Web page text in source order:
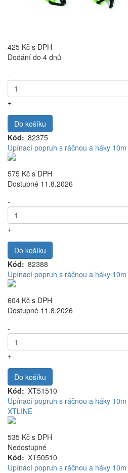
425 Kč s DPH
Dodání do 4 dnů
-
+
Do košíku
Kód
82375
Upínací popruh s ráčnou a háky
575 Kč s DPH
Dostupné 11.8.2026
-
+
Do košíku
Kód
82388
Upínací popruh s ráčnou a háky
604 Kč s DPH
Dostupné 11.8.2026
-
+
Do košíku
Kód
XT51510
Upínací popruh s ráčnou a háky
XTLINE
535 Kč s DPH
Nedostupné
Kód
XT50510
Upínací popruh s ráčnou a háky